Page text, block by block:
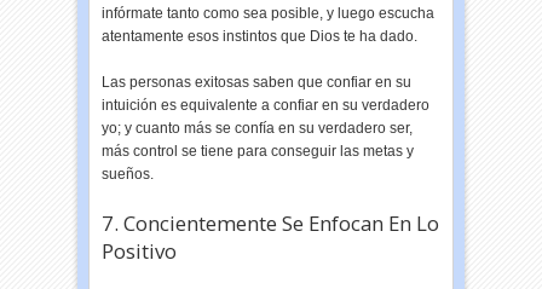
infórmate tanto como sea posible, y luego escucha
atentamente esos instintos que Dios te ha dado.
Las personas exitosas saben que confiar en su
intuición es equivalente a confiar en su verdadero
yo; y cuanto más se confía en su verdadero ser,
más control se tiene para conseguir las metas y
sueños.
7. Concientemente Se Enfocan En Lo
Positivo